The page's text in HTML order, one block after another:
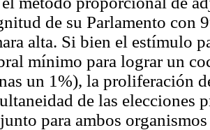
de su Parlamento con
alta. Si bien el estímulo
mínimo para lograr un
un 1%), la proliferación
de las elecciones
para ambos